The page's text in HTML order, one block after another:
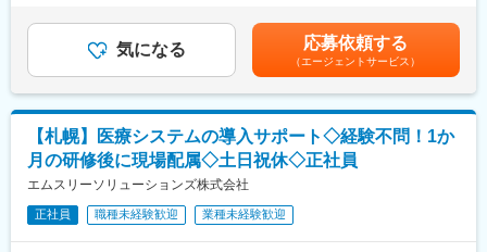
です。また、事業環境が非常に良い状況であり、新しいことにチ
ャレンジする自由度が高く、自主性を活かしながら創造的な仕事
に取り組むことが可能です。
報ソリューションに強み
上記の実績を武器に手術・重症部門や循環器部門、生理検査部門
など各部門で利用されているシステムの一元化へ向けて積極的に
■業務詳細：
病院・クリニックにおける課題解決のため、弊社製品を提案する
セールス職です。
・大病院やクリニック含めた医療施設へのヒアリング、マーケテ
ィング活動
・課題に対して製品、システムを組み合わせたソリューションの
提案
万円(入社8年・経験11年、手当含)：月給37万円賃金はあくまでも
目安の金額であり、選考を通じて上下する可能性があります。月
給(月額)は固定手当を含めた表記です。
気になる 応募依頼する
（エージェントサービス）
【札幌】医療システムの導入サポート◇経験不問！1か
月の研修後に現場配属◇土日祝休◇正社員
エムスリーソリューションズ株式会社
正社員 職種未経験歓迎 業種未経験歓迎